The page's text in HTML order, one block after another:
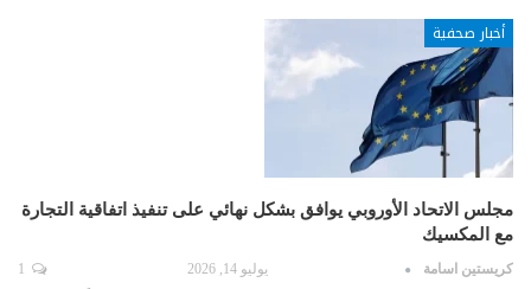
أخبار صحفية
مجلس الاتحاد الأوروبي يوافق بشكل نهائي على تنفيذ اتفاقية التجارة
مع المكسيك
كريستين اسامة يوليو 14, 2026